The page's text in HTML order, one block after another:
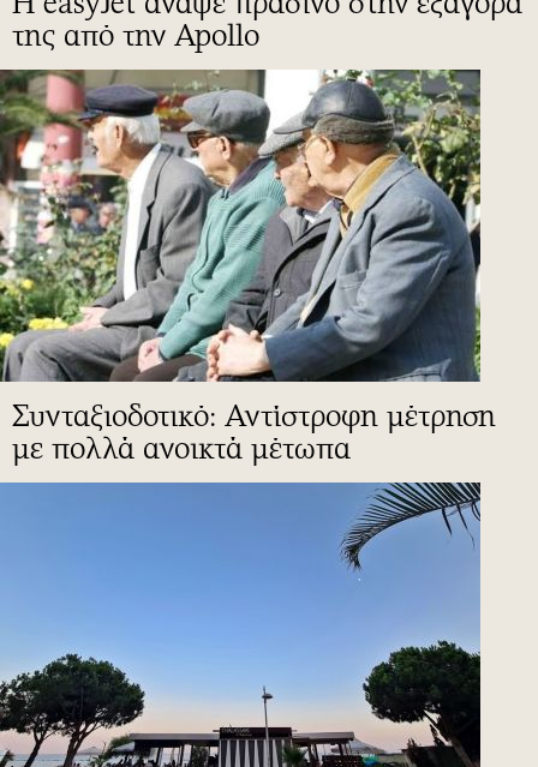
της από την Apollo
Συνταξιοδοτικό: Αντίστροφη μέτρηση
με πολλά ανοικτά μέτωπα